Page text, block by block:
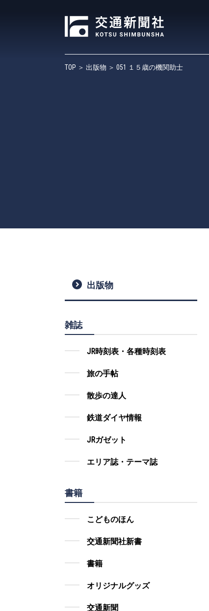
TOP ＞ 出版物 ＞ 051 １５歳の機関助士
出版物
雑誌
JR時刻表・各種時刻表
旅の手帖
散歩の達人
鉄道ダイヤ情報
JRガゼット
エリア誌・テーマ誌
書籍
こどものほん
交通新聞社新書
書籍
オリジナルグッズ
交通新聞